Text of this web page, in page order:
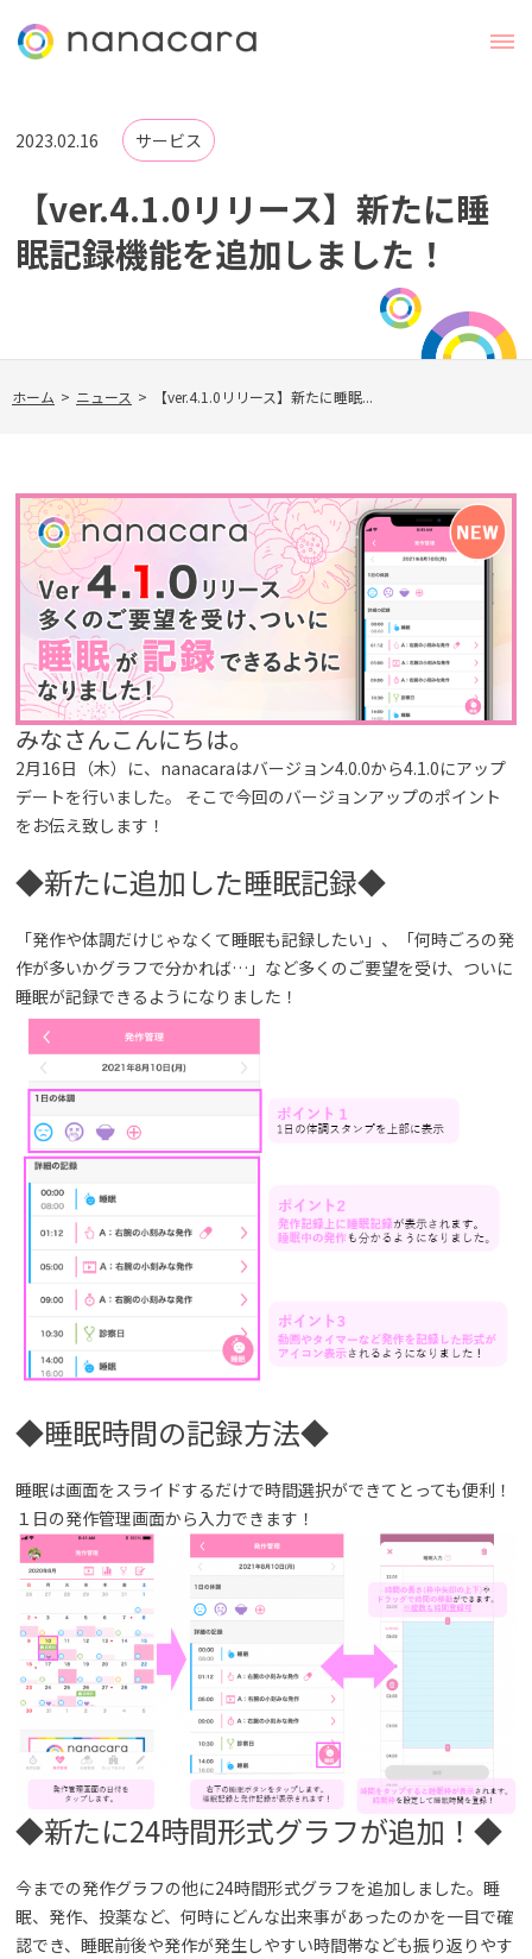
2023.02.16 サービス
【ver.4.1.0リリース】新たに睡
眠記録機能を追加しました！
ホーム > ニュース > 【ver.4.1.0リリース】新たに睡眠...
みなさんこんにちは。
2月16日（木）に、nanacaraはバージョン4.0.0から4.1.0にアップ
デートを行いました。 そこで今回のバージョンアップのポイント
をお伝え致します！
◆新たに追加した睡眠記録◆
「発作や体調だけじゃなくて睡眠も記録したい​」、「何時ごろの発
作が多いかグラフで分かれば…​」など多くのご要望を受け、ついに
睡眠が記録できるようになりました！
◆睡眠時間の記録方法◆
睡眠は画面をスライドするだけで時間選択ができてとっても便利！
１日の発作管理画面から入力できます！
◆新たに24時間形式グラフが追加！◆
今までの発作グラフの他に24時間形式グラフを追加しました。睡
眠、発作、投薬など、何時にどんな出来事があったのかを一目で確
認でき、睡眠前後や発作が発生しやすい時間帯​なども振り返りやす